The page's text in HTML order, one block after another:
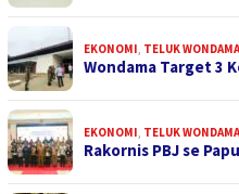
EKONOMI, TELUK WONDAMA
Wondama Target 3
EKONOMI, TELUK WONDAMA
Rakornis PBJ se